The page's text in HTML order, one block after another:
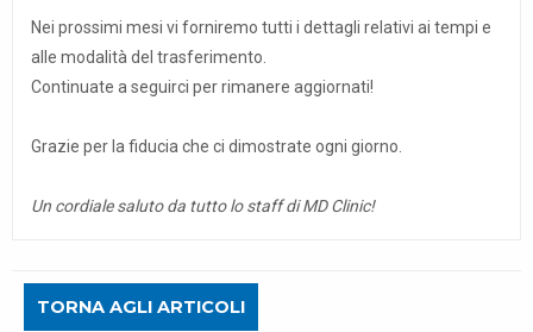
Nei prossimi mesi vi forniremo tutti i dettagli relativi ai tempi e
alle modalità del trasferimento.
Continuate a seguirci per rimanere aggiornati!
Grazie per la fiducia che ci dimostrate ogni giorno.
Un cordiale saluto da tutto lo staff di MD Clinic!
TORNA AGLI ARTICOLI